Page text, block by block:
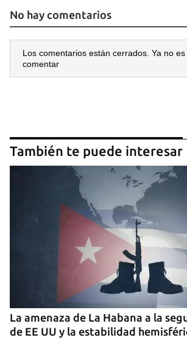
Guardar como favorito
Para poder guardar como favorito,
iniciar sesión con tu cuenta de
INICIAR SESIÓN
No hay comentarios
Los comentarios están cerrados. Ya no
comentar
También te puede interesar
La amenaza de La Habana a la
de EE UU y la estabilidad